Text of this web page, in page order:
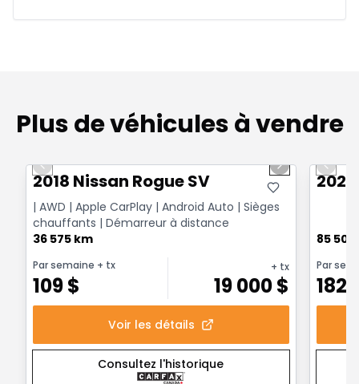
Plus de véhicules à vendre
Previous slide Next slide
2018 Nissan Rogue SV
| AWD | Apple CarPlay | Android Auto | Sièges
chauffants | Démarreur à distance
36 575 km
Par semaine + tx
109$
+ tx
19 000$
Voir les détails
Consultez l'historique
85
Par
182